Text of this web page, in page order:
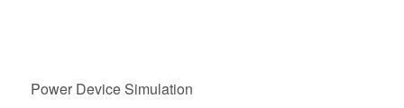
Power Device Simulation